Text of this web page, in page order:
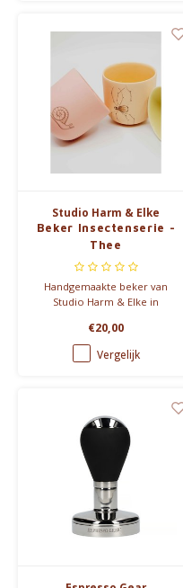
Studio Harm & Elke
Beker Insectenserie -
Thee
Handgemaakte beker van
Studio Harm & Elke in
illustraties van verschillende
insecten. -> verschillende
tekeningen & kleuren
€20,00
Vergelijk